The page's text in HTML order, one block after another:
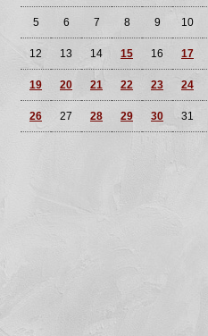
5 6 7 8 9 10
12 13 14 15 16 17
19 20 21 22 23 24
26 27 28 29 30 31